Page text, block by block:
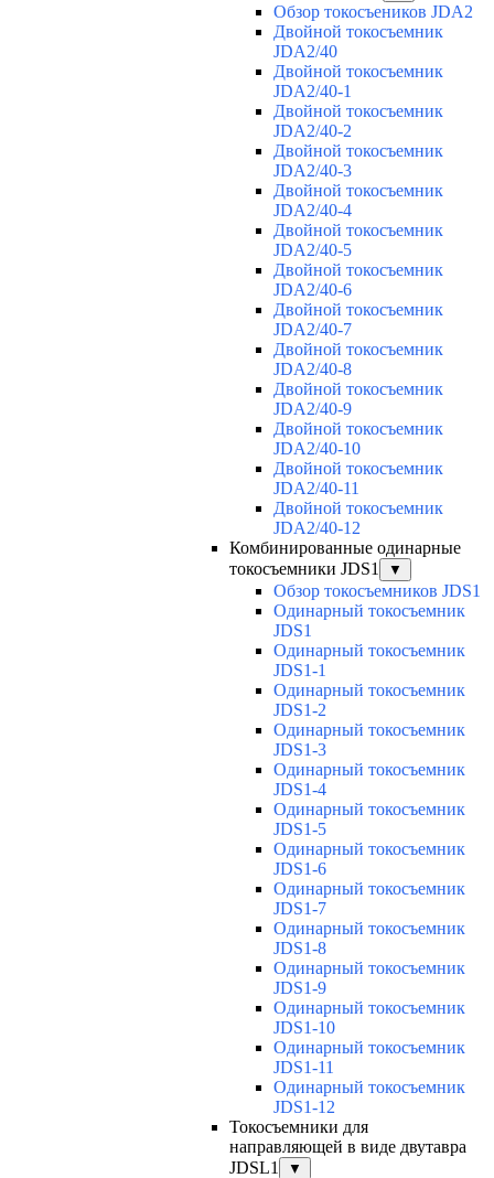
Обзор токосъеников JDA2
Двойной токосъемник
JDA2/40
Двойной токосъемник
JDA2/40-1
Двойной токосъемник
JDA2/40-2
Двойной токосъемник
JDA2/40-3
Двойной токосъемник
JDA2/40-4
Двойной токосъемник
JDA2/40-5
Двойной токосъемник
JDA2/40-6
Двойной токосъемник
JDA2/40-7
Двойной токосъемник
JDA2/40-8
Двойной токосъемник
JDA2/40-9
Двойной токосъемник
JDA2/40-10
Двойной токосъемник
JDA2/40-11
Двойной токосъемник
JDA2/40-12
Комбинированные одинарные
токосъемники JDS1
▼
Обзор токосъемников JDS1
Одинарный токосъемник
JDS1
Одинарный токосъемник
JDS1-1
Одинарный токосъемник
JDS1-2
Одинарный токосъемник
JDS1-3
Одинарный токосъемник
JDS1-4
Одинарный токосъемник
JDS1-5
Одинарный токосъемник
JDS1-6
Одинарный токосъемник
JDS1-7
Одинарный токосъемник
JDS1-8
Одинарный токосъемник
JDS1-9
Одинарный токосъемник
JDS1-10
Одинарный токосъемник
JDS1-11
Одинарный токосъемник
JDS1-12
Токосъемники для
направляющей в виде двутавра
JDSL1
▼